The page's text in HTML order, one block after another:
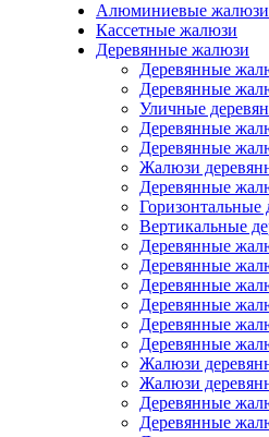
Алюминиевые жалюзи
Кассетные жалюзи
Деревянные жалюзи
Деревянные
Деревянные
Уличные
Деревянные
Деревянные
Жалюзи
Деревянные
Вертикальные
Деревянные
Деревянные
Деревянные
Деревянные
Деревянные
Деревянные
Жалюзи
Жалюзи
Деревянные
Деревянные